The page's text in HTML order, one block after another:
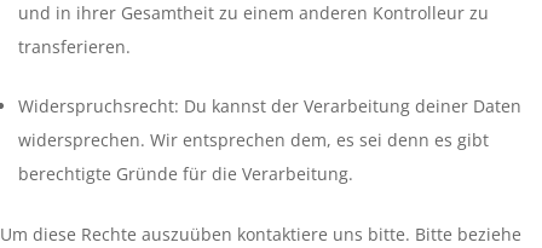
und in ihrer Gesamtheit zu einem anderen Kontrolleur zu
transferieren.
Widerspruchsrecht: Du kannst der Verarbeitung deiner Daten
widersprechen. Wir entsprechen dem, es sei denn es gibt
berechtigte Gründe für die Verarbeitung.
Um diese Rechte auszuüben kontaktiere uns bitte. Bitte beziehe